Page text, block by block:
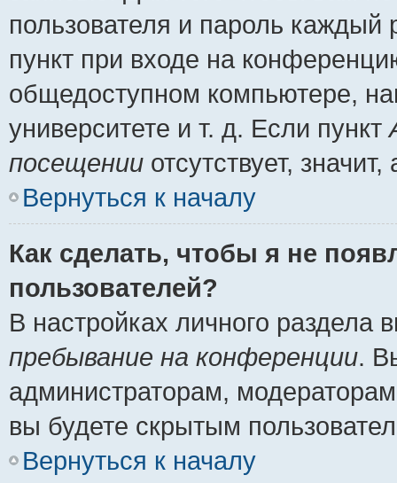
пользователя и пароль
пункт при входе на
общедоступном компьютере,
университете и т. д. Если пункт
посещении отсутствует,
Вернуться к началу
Как сделать, чтобы я не
пользователей?
В настройках личного
пребывание на конференции.
администраторам,
вы будете скрытым
Вернуться к началу